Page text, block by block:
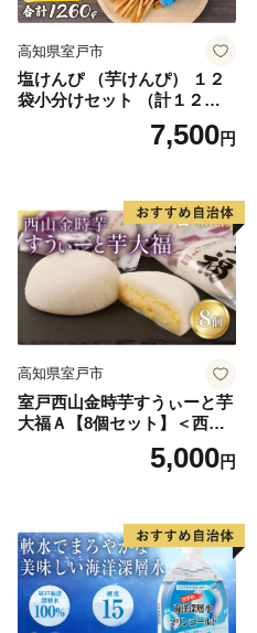
高知県室戸市
塩けんぴ （芋けんぴ） １２
袋小分けセット （計１２６
０ｇ） 【室戸海洋深層水使
用】 和菓子 常温 人気 小袋
7,500円
高知県室戸市
室戸西山金時芋すうぃーと芋
大福Ａ【8個セット】＜西山
金時芋餡・濃厚クリーム・羽
二重餅・室戸市限定品＞
5,000円